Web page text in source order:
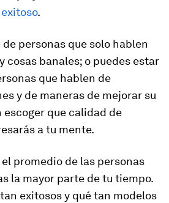
.
personas que solo hablen
cosas banales; o puedes estar
que hablen de
y de maneras de mejorar su
escoger que calidad de
a tu mente.
promedio de las personas
la mayor parte de tu tiempo.
exitosos y qué tan modelos